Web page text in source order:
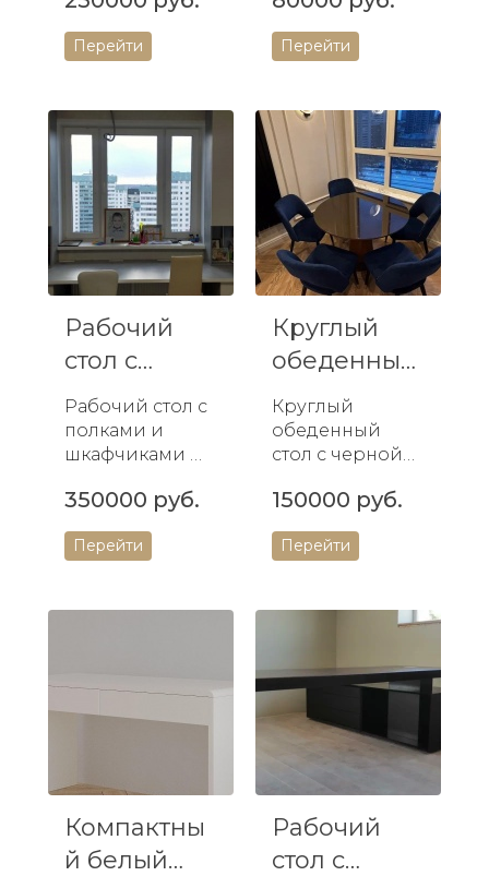
прочности и
функционально
я по
индивидуальн
ым разм...
Перейти
е дополнение к
вашему
долговечное
изделие из
натуральной
древесины...
Перейти
Рабочий
стол с
полками и
шкафчикам
и
Рабочий стол с
полками и
шкафчиками —
решение для
домашнего
офиса.
дизайн. С...
350000 руб.
Перейти
Круглый
обеденный
стол с
черной
глянц...
Круглый
обеденный
стол с черной
столешницей и
синими
стульями —
е решение для
или столовой.
Иде...
150000 руб.
Перейти
Компактны
й белый
Рабочий
стол с